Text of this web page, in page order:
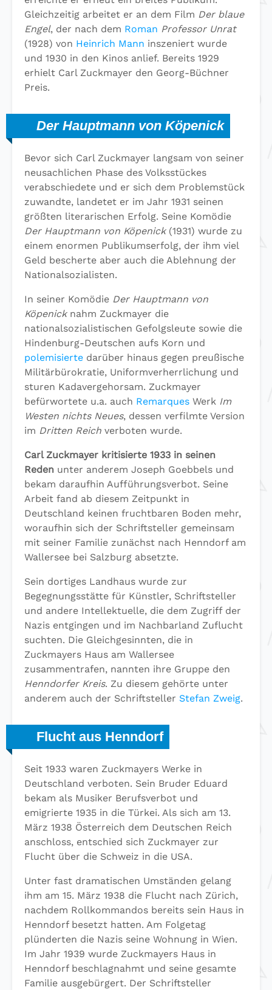
Gleichzeitig arbeitet er an dem Film Der blaue
Engel, der nach dem Roman Professor Unrat
(1928) von Heinrich Mann inszeniert wurde
und 1930 in den Kinos anlief. Bereits 1929
erhielt Carl Zuckmayer den Georg-Büchner
Preis.
Der Hauptmann von Köpenick
Bevor sich Carl Zuckmayer langsam von seiner
neusachlichen Phase des Volksstückes
verabschiedete und er sich dem Problemstück
zuwandte, landetet er im Jahr 1931 seinen
größten literarischen Erfolg. Seine Komödie
Der Hauptmann von Köpenick(1931) wurde zu
einem enormen Publikumserfolg, der ihm viel
Geld bescherte aber auch die Ablehnung der
Nationalsozialisten.
In seiner Komödie Der Hauptmann von
Köpenicknahm Zuckmayer die
nationalsozialistischen Gefolgsleute sowie die
Hindenburg-Deutschen aufs Korn und
polemisierte darüber hinaus gegen preußische
Militärbürokratie, Uniformverherrlichung und
sturen Kadavergehorsam. Zuckmayer
befürwortete u.a. auch Remarques Werk Im
Westen nichts Neues, dessen verfilmte Version
im Dritten Reich verboten wurde.
Carl Zuckmayer kritisierte 1933 in seinen
Reden unter anderem Joseph Goebbels und
bekam daraufhin Aufführungsverbot. Seine
Arbeit fand ab diesem Zeitpunkt in
Deutschland keinen fruchtbaren Boden mehr,
woraufhin sich der Schriftsteller gemeinsam
mit seiner Familie zunächst nach Henndorf am
Wallersee bei Salzburg absetzte.
Sein dortiges Landhaus wurde zur
Begegnungsstätte für Künstler, Schriftsteller
und andere Intellektuelle, die dem Zugriff der
Nazis entgingen und im Nachbarland Zuflucht
suchten. Die Gleichgesinnten, die in
Zuckmayers Haus am Wallersee
zusammentrafen, nannten ihre Gruppe den
Henndorfer Kreis. Zu diesem gehörte unter
anderem auch der Schriftsteller Stefan Zweig.
Flucht aus Henndorf
Seit 1933 waren Zuckmayers Werke in
Deutschland verboten. Sein Bruder Eduard
bekam als Musiker Berufsverbot und
emigrierte 1935 in die Türkei. Als sich am 13.
März 1938 Österreich dem Deutschen Reich
anschloss, entschied sich Zuckmayer zur
Flucht über die Schweiz in die USA.
Unter fast dramatischen Umständen gelang
ihm am 15. März 1938 die Flucht nach Zürich,
nachdem Rollkommandos bereits sein Haus in
Henndorf besetzt hatten. Am Folgetag
plünderten die Nazis seine Wohnung in Wien.
Im Jahr 1939 wurde Zuckmayers Haus in
Henndorf beschlagnahmt und seine gesamte
Familie ausgebürgert. Der Schriftsteller